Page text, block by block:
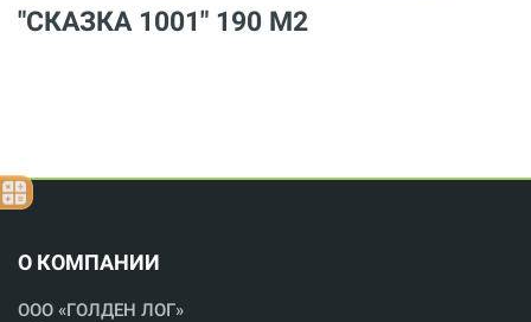
"СКАЗКА 1001" 190 М2
О КОМПАНИИ
ООО «ГОЛДЕН ЛОГ»